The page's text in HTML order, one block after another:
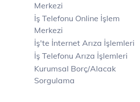
Merkezi
İş Telefonu Online İşlem
Merkezi
İş'te İnternet Arıza İşlemleri
İş Telefonu Arıza İşlemleri
Kurumsal Borç/Alacak
Sorgulama